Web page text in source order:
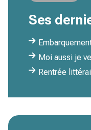
Ses
Moi aussi je
Rentrée